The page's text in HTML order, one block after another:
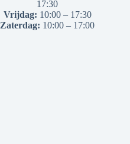
17:30
Vrijdag: 10:00 – 17:30
Zaterdag: 10:00 – 17:00